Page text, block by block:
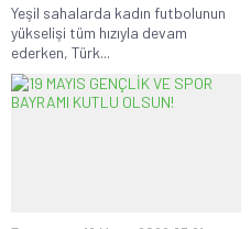
Yeşil sahalarda kadın futbolunun
yükselişi tüm hızıyla devam
ederken, Türk...